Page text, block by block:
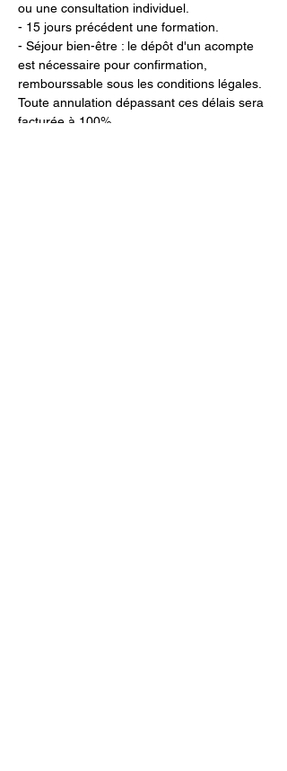
ou une consultation individuel.
- 15 jours précédent une formation.
- Séjour bien-être : le dépôt d'un acompte
est nécessaire pour confirmation,
rembourssable sous les conditions légales.
Toute annulation dépassant ces délais sera
facturée à 100%.